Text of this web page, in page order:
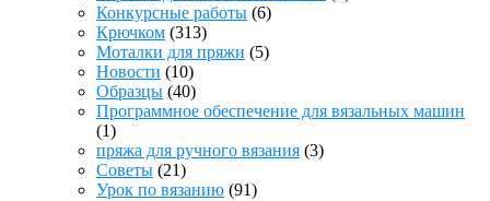
Конкурсные работы (6)
Крючком (313)
Моталки для пряжи (5)
Новости (10)
Образцы (40)
Программное обеспечение для вязальных машин
(1)
пряжа для ручного вязания (3)
Советы (21)
Урок по вязанию (91)